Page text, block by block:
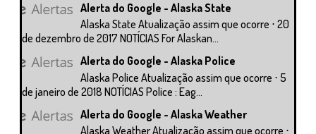
Alerta do Google - Alaska State
Alaska State Atualização assim que ocorre ⋅ 20
de dezembro de 2017 NOTÍCIAS For Alaskan...
Alerta do Google - Alaska Police
Alaska Police Atualização assim que ocorre ⋅ 5
de janeiro de 2018 NOTÍCIAS Police : Eag...
Alerta do Google - Alaska Weather
Alaska Weather Atualização assim que ocorre ⋅